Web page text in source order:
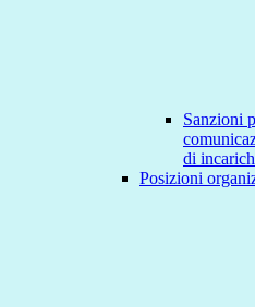
Sanzioni
di
Posizioni